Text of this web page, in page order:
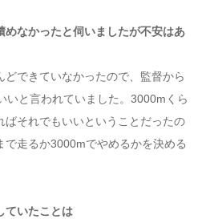
なかったと伺いましたが不安はあ
どできていなかったので、監督から
いと言われていました。3000mくら
ばそれでもいいということだったの
で走るか3000mでやめるかを決める
ていたことは